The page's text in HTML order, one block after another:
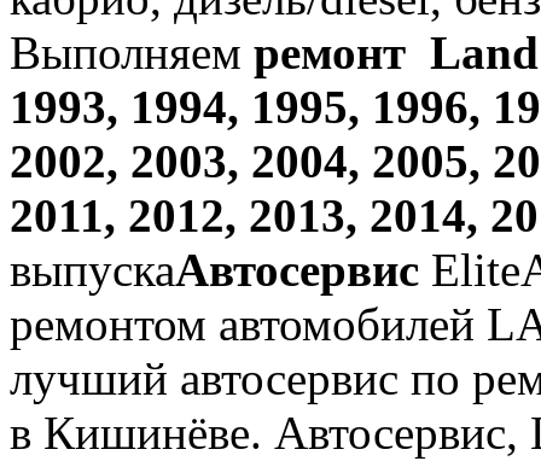
Выполняем ремонт Land
1993, 1994, 1995, 1996,
2002, 2003, 2004, 2005,
2011, 2012, 2013, 2014,
выпускаАвтосервис
ремонтом автомобилей
лучший автосервис по
в Кишинёве.